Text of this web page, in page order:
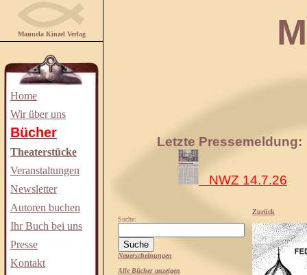
Manuela Kinzel Verlag
Home
Wir über uns
Bücher
Theaterstücke
Veranstaltungen
Newsletter
Autoren buchen
Ihr Buch bei uns
Presse
Kontakt
Letzte Pressemeldung:
NWZ 14.7.26
Suche:
Neuerscheinungen
Alle Bücher anzeigen
Zurück